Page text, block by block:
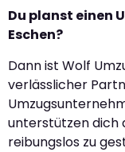
Du planst einen
Eschen?
Dann ist Wolf
verlässlicher
unterstützen dich
reibungslos zu